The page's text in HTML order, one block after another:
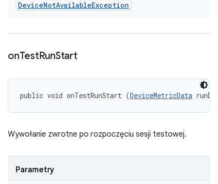
DeviceNotAvailableException
onTestRunStart
public void onTestRunStart (DeviceMetricData
Wywołanie zwrotne po rozpoczęciu sesji testowej.
Parametry